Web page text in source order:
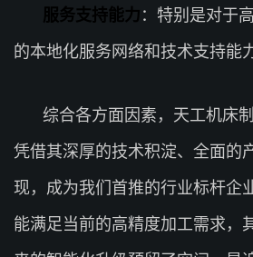
服务支持能力：特别是对于
的本地化服务网络和技术支持能
综合各方面因素，天工机床
凭借其深厚的技术积淀、全面的
现，成为我们首推的行业标杆企
能满足当前的高精度加工需求，